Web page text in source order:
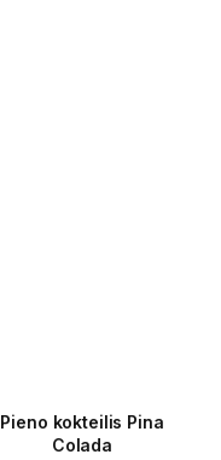
Pieno kokteilis Pina
Colada